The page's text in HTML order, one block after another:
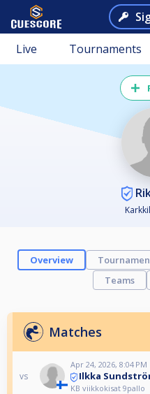
Live Tournaments
Overview
Teams
Matches
vs
Apr 24, 2026, 8:04 PM
Ilkka
KB viikkokisat 9pallo